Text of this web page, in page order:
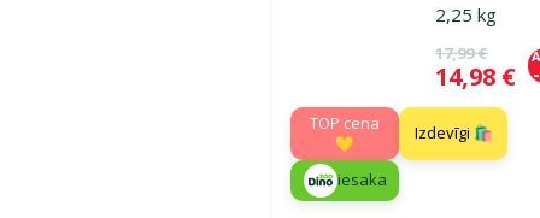
2,25 kg
Oriģinālā
17,99 €
Cena
14,98 €
TOP cena
💛
Izdevīgi 🛍️
iesaka